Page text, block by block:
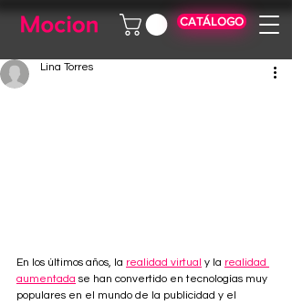
CATÁLOGO
Lina Torres
En los últimos años, la realidad virtual y la realidad
aumentada se han convertido en tecnologías muy
populares en el mundo de la publicidad y el